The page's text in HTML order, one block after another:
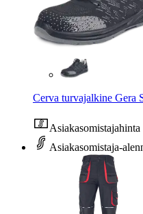
Cerva turvajalkine Gera
Asiakasomistajahinta
Asiakasomistaja-